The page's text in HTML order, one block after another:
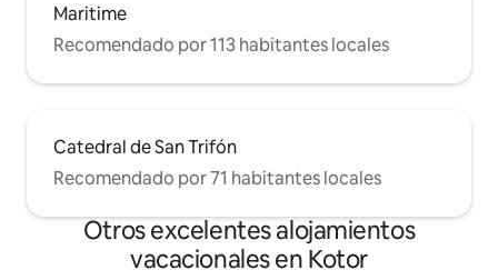
Maritime
Recomendado por 113 habitantes locales
Catedral de San Trifón
Recomendado por 71 habitantes locales
Otros excelentes alojamientos
vacacionales en Kotor